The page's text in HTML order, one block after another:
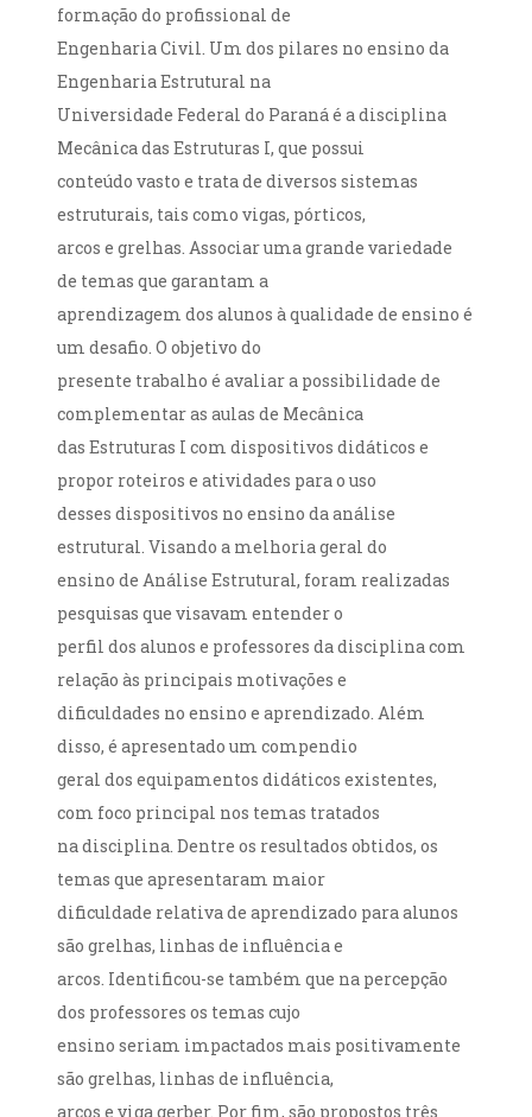
formação do profissional de
Engenharia Civil. Um dos pilares no ensino da
Engenharia Estrutural na
Universidade Federal do Paraná é a disciplina
Mecânica das Estruturas I, que possui
conteúdo vasto e trata de diversos sistemas
estruturais, tais como vigas, pórticos,
arcos e grelhas. Associar uma grande variedade
de temas que garantam a
aprendizagem dos alunos à qualidade de ensino é
um desafio. O objetivo do
presente trabalho é avaliar a possibilidade de
complementar as aulas de Mecânica
das Estruturas I com dispositivos didáticos e
propor roteiros e atividades para o uso
desses dispositivos no ensino da análise
estrutural. Visando a melhoria geral do
ensino de Análise Estrutural, foram realizadas
pesquisas que visavam entender o
perfil dos alunos e professores da disciplina com
relação às principais motivações e
dificuldades no ensino e aprendizado. Além
disso, é apresentado um compendio
geral dos equipamentos didáticos existentes,
com foco principal nos temas tratados
na disciplina. Dentre os resultados obtidos, os
temas que apresentaram maior
dificuldade relativa de aprendizado para alunos
são grelhas, linhas de influência e
arcos. Identificou-se também que na percepção
dos professores os temas cujo
ensino seriam impactados mais positivamente
são grelhas, linhas de influência,
arcos e viga gerber. Por fim, são propostos três